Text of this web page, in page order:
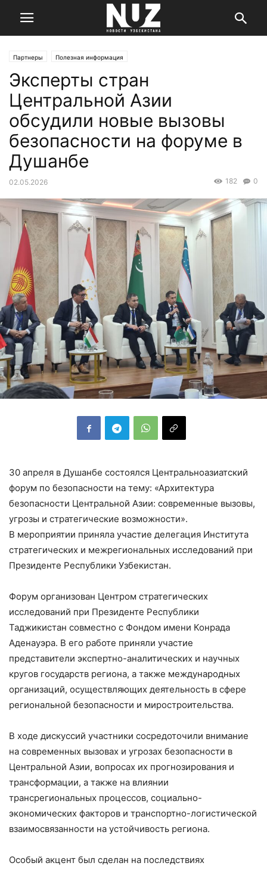
Партнеры Полезная информация
Эксперты стран
Центральной Азии
обсудили новые вызовы
безопасности на форуме в
Душанбе
02.05.2026 0
182
30 апреля в Душанбе состоялся Центральноазиатский
форум по безопасности на тему: «Архитектура
безопасности Центральной Азии: современные вызовы,
угрозы и стратегические возможности».
В мероприятии приняла участие делегация Института
стратегических и межрегиональных исследований при
Президенте Республики Узбекистан.
Форум организован Центром стратегических
исследований при Президенте Республики
Таджикистан совместно с Фондом имени Конрада
Аденауэра. В его работе приняли участие
представители экспертно-аналитических и научных
кругов государств региона, а также международных
организаций, осуществляющих деятельность в сфере
региональной безопасности и миростроительства.
В ходе дискуссий участники сосредоточили внимание
на современных вызовах и угрозах безопасности в
Центральной Азии, вопросах их прогнозирования и
трансформации, а также на влиянии
трансрегиональных процессов, социально-
экономических факторов и транспортно-логистической
взаимосвязанности на устойчивость региона.
Особый акцент был сделан на последствиях